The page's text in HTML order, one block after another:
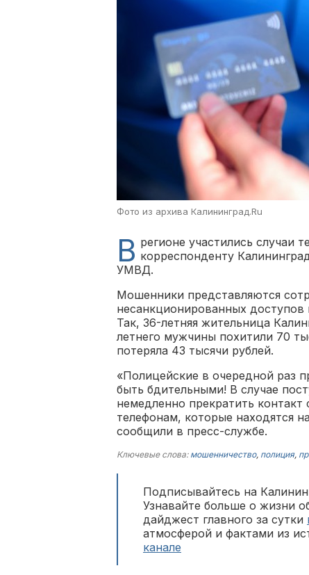
Фото из архива Калининград.Ru
В регионе участились случаи
корреспонденту
УМВД.
Мошенники представляются
несанкционированных доступов
Так, 36-летняя жительница
летнего мужчины похитили 70
потеряла 43 тысячи рублей.
«Полицейские в очередной раз
быть бдительными! В случае
немедленно прекратить
телефонам, которые находятся
сообщили в пресс-службе.
Ключевые слова: мошенничество, полиция,
Подписывайтесь на
Узнавайте больше о жизни
дайджест главного за сутки
атмосферой и фактами из
канале